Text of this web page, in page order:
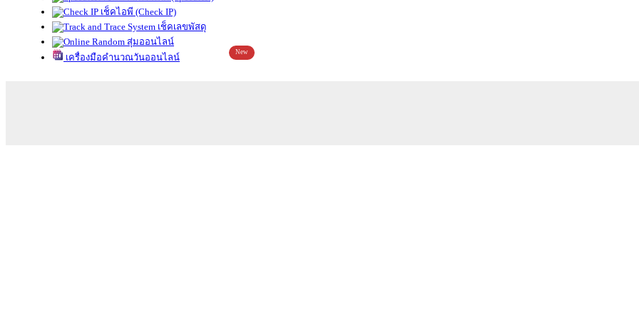
เช็คไอพี (Check IP)
เช็คเลขพัสดุ
สุ่มออนไลน์
เครื่องมือคำนวณวันออนไลน์
New